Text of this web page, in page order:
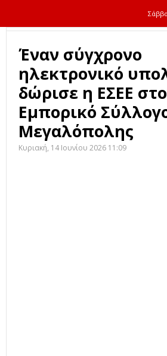
Έναν σύγχρονο
ηλεκτρονικό
δώρισε η ΕΣΕΕ
Εμπορικό
Μεγαλόπολης
Κυριακή, 14 Ιουνίου 2026 11:09